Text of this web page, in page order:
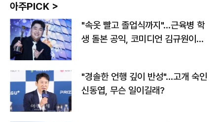
아주PICK >
"속옷 빨고 졸업식까지"…근육병 학
생 돌본 공익, 코미디언 김규원이었
"경솔한 언행 깊이 반성"…고개 숙인
신동엽, 무슨 일이길래?